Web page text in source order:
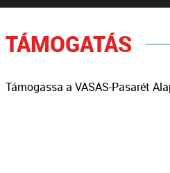
TÁMOGATÁS
Támogassa a VASAS-Pasarét